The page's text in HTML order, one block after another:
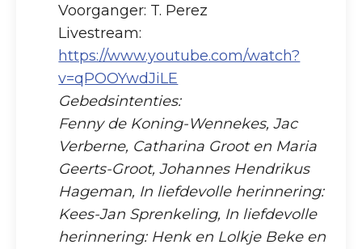
Voorganger: T. Perez
Livestream:
https://www.youtube.com/watch?
v=qPOOYwdJiLE
Gebedsintenties:
Fenny de Koning-Wennekes, Jac
Verberne, Catharina Groot en Maria
Geerts-Groot, Johannes Hendrikus
Hageman, In liefdevolle herinnering:
Kees-Jan Sprenkeling, In liefdevolle
herinnering: Henk en Lolkje Beke en